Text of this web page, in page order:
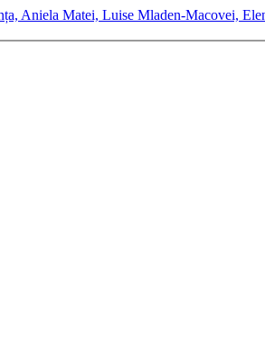
Aniela Matei, Luise Mladen-Macovei,